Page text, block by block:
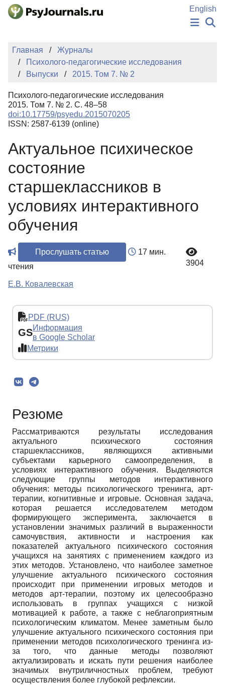
Перейти к основному содержанию
English
НОВОСТИ
АВТОРЫ
КЛЮЧЕВЫЕ СЛОВА
Регистрация
Главная
Журналы
Психолого-педагогические исследования
Выпуски
2015. Том 7. № 2
Психолого-педагогические исследования
2015. Том 7. № 2. С. 48–58
doi:10.17759/psyedu.2015070205
ISSN: 2587-6139 (online)
Актуальное психическое
состояние
старшеклассников в
условиях интерактивного
обучения
Прослушать статью
17 мин.
чтения
3904
Е.В. Ковалевская
PDF (RUS)
GSИнформация
в Google Scholar
Метрики
Резюме
Рассматриваются результаты исследования
актуального психического состояния
старшеклассников, являющихся активными
субъектами карьерного самоопределения, в
условиях интерактивного обучения. Выделяются
следующие группы методов интерактивного
обучения: методы психологического тренинга, арт-
терапии, когнитивные и игровые. Основная задача,
которая решается исследователем методом
формирующего эксперимента, заключается в
установлении значимых различий в выраженности
самочувствия, активности и настроения как
показателей актуального психического состояния
учащихся на занятиях с применением каждого из
этих методов. Установлено, что наиболее заметное
улучшение актуального психического состояния
происходит при применении игровых методов и
методов арт-терапии, поэтому их целесообразно
использовать в группах учащихся с низкой
мотивацией к работе, а также с неблагоприятным
психологическим климатом. Менее заметным было
улучшение актуального психического состояния при
применении методов психологического тренинга из-
за того, что данные методы позволяют
актуализировать и искать пути решения наиболее
значимых внутриличностных проблем, требуют
осуществления более глубокой рефлексии.